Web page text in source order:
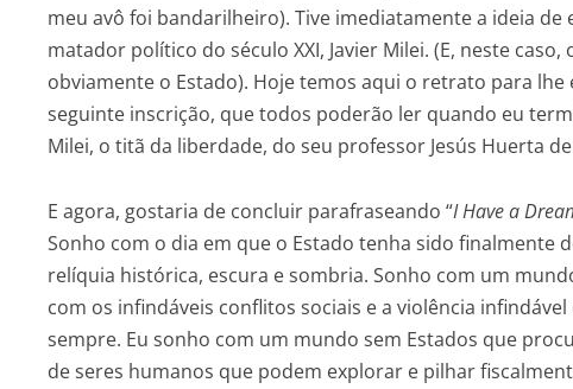
meu avô foi bandarilheiro). Tive imediatamente a ideia
matador político do século XXI, Javier Milei. (E, neste
obviamente o Estado). Hoje temos aqui o retrato para
seguinte inscrição, que todos poderão ler quando eu
Milei, o titã da liberdade, do seu professor Jesús Huerta
E agora, gostaria de concluir parafraseando “I Have a
Sonho com o dia em que o Estado tenha sido finalmente
relíquia histórica, escura e sombria. Sonho com um
com os infindáveis conflitos sociais e a violência
sempre. Eu sonho com um mundo sem Estados que
de seres humanos que podem explorar e pilhar